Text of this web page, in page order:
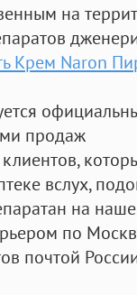
на
Крем Naron
продаж
вслух,
на
по
почтой